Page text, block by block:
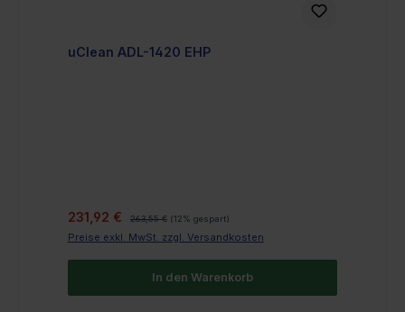
uClean ADL-1420 EHP
Verkaufspreis:
231,92 € 263,55 € (12% gespart)
Preise exkl. MwSt. zzgl. Versandkosten
In den Warenkorb